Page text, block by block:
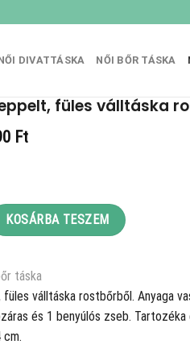
DIVATTÁSKA NŐI BŐR TÁSKA
füles válltáska
FtCurrent
válltáska rostbőr, fekete2 mennyiség
KOSÁRBA TESZEM
táska
válltáska rostbőrből. Anyaga
és 1 benyúlós zseb. Tartozéka